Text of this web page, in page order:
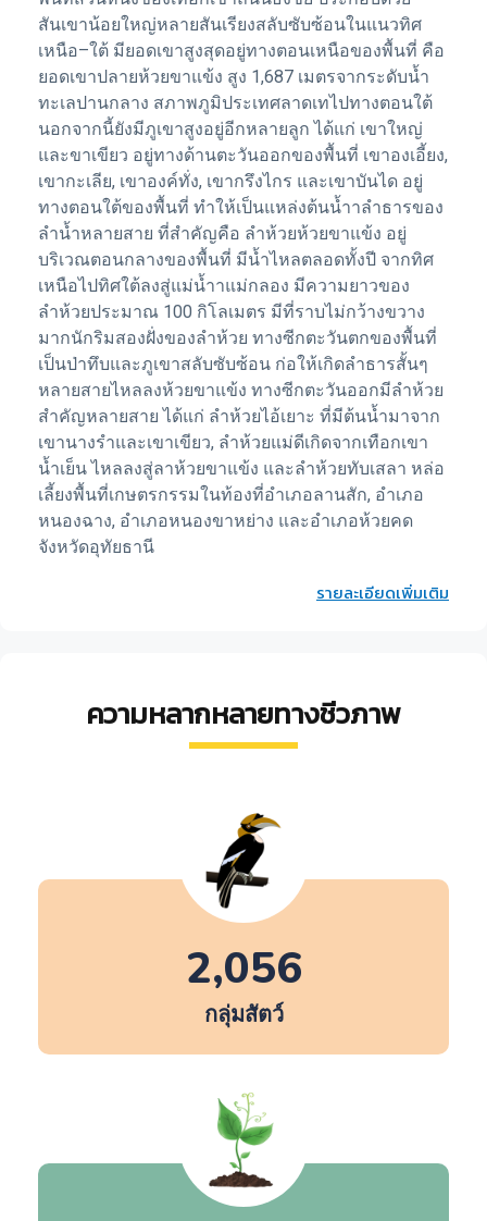
สันเขาน้อยใหญ่หลายสันเรียงสลับซับซ้อนในแนวทิศ
เหนือ–ใต้ มียอดเขาสูงสุดอยู่ทางตอนเหนือของพื้นที่ คือ
ยอดเขาปลายห้วยขาแข้ง สูง 1,687 เมตรจากระดับน้ำ
ทะเลปานกลาง สภาพภูมิประเทศลาดเทไปทางตอนใต้
นอกจากนี้ยังมีภูเขาสูงอยู่อีกหลายลูก ได้แก่ เขาใหญ่
และขาเขียว อยู่ทางด้านตะวันออกของพื้นที่ เขาองเอี้ยง,
เขากะเลีย, เขาองค์ทั่ง, เขากรึงไกร และเขาบันได อยู่
ทางตอนใต้ของพื้นที่ ทำให้เป็นแหล่งต้นน้ำาลำธารของ
ลำน้ำหลายสาย ที่สำคัญคือ ลำห้วยห้วยขาแข้ง อยู่
บริเวณตอนกลางของพื้นที่ มีน้ำไหลตลอดทั้งปี จากทิศ
เหนือไปทิศใต้ลงสู่แม่น้ำาแม่กลอง มีความยาวของ
ลำห้วยประมาณ 100 กิโลเมตร มีที่ราบไม่กว้างขวาง
มากนักริมสองฝั่งของลำห้วย ทางซีกตะวันตกของพื้นที่
เป็นป่าทึบและภูเขาสลับซับซ้อน ก่อให้เกิดลำธารสั้นๆ
หลายสายไหลลงห้วยขาแข้ง ทางซีกตะวันออกมีลำห้วย
สำคัญหลายสาย ได้แก่ ลำห้วยไอ้เยาะ ที่มีต้นน้ำมาจาก
เขานางรำและเขาเขียว, ลำห้วยแม่ดีเกิดจากเทือกเขา
น้ำเย็น ไหลลงสู่ลาห้วยขาแข้ง และลำห้วยทับเสลา หล่อ
เลี้ยงพื้นที่เกษตรกรรมในท้องที่อำเภอลานสัก, อำเภอ
หนองฉาง, อำเภอหนองขาหย่าง และอำเภอห้วยคด
จังหวัดอุทัยธานี
รายละเอียดเพิ่มเติม
ความหลากหลายทางชีวภาพ
2,056
กลุ่มสัตว์